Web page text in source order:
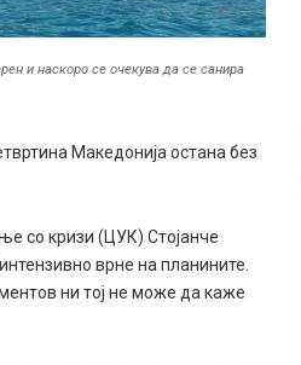
и наскоро се очекува да се санира
Македонија остана без
со кризи (ЦУК) Стојанче
врне на планините.
ни тој не може да каже